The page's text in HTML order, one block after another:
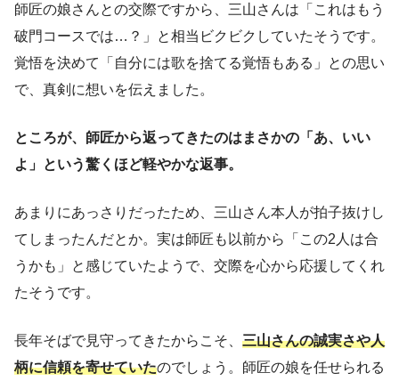
師匠の娘さんとの交際ですから、三山さんは「これはもう
破門コースでは…？」と相当ビクビクしていたそうです。
覚悟を決めて「自分には歌を捨てる覚悟もある」との思い
で、真剣に想いを伝えました。
ところが、師匠から返ってきたのはまさかの「あ、いい
よ」という驚くほど軽やかな返事。
あまりにあっさりだったため、三山さん本人が拍子抜けし
てしまったんだとか。実は師匠も以前から「この2人は合
うかも」と感じていたようで、交際を心から応援してくれ
たそうです。
長年そばで見守ってきたからこそ、 三山さんの誠実さや人
柄に信頼を寄せていたのでしょう。師匠の娘を任せられる